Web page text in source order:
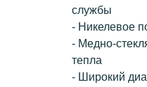
службы
- Никелевое
- Медно-
тепла
- Широкий